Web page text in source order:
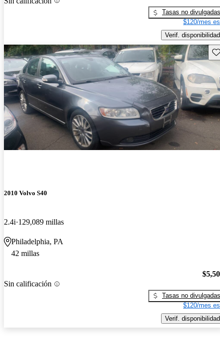
Tasas no divulgadas
$120/mes
Verif. disponibilidad
2010 Volvo S40
2.4i 129,089 millas
Philadelphia, PA
42 millas
Sin calificación
Tasas no divulgadas
$120/mes
Verif. disponibilidad